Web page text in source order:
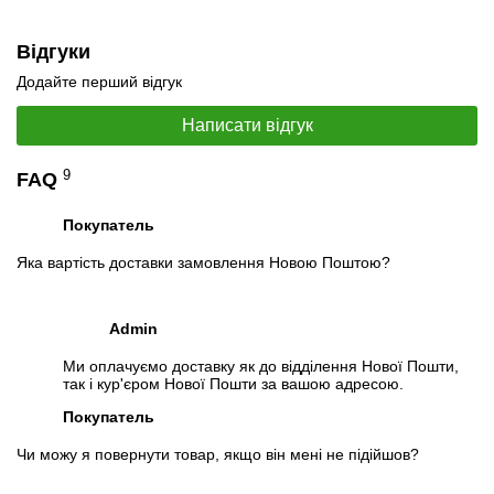
Запит оптової ціни
Слідкувати в Instagram
Слідкувати на Facebook
Відгуки
Додайте перший відгук
Написати відгук
FAQ 9
Покупатель
Яка вартість доставки замовлення Новою Поштою?
Admin
Ми оплачуємо доставку як до відділення Нової Пошти,
так і кур'єром Нової Пошти за вашою адресою.
Покупатель
Чи можу я повернути товар, якщо він мені не підійшов?